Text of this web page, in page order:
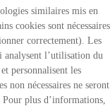
similaires mis en
cookies sont nécessaires
correctement). Les
analysent l’utilisation du
personnalisent les
non nécessaires ne seront
plus d’informations,